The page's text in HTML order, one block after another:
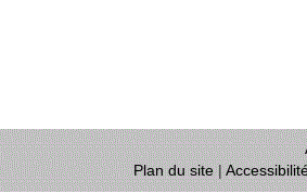
Plan du site|